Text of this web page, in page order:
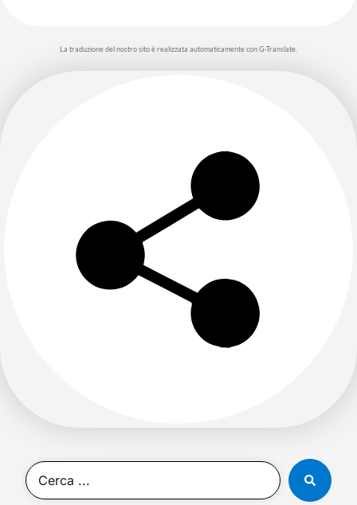
La traduzione del nostro sito è realizzata automaticamente con G-Translate.